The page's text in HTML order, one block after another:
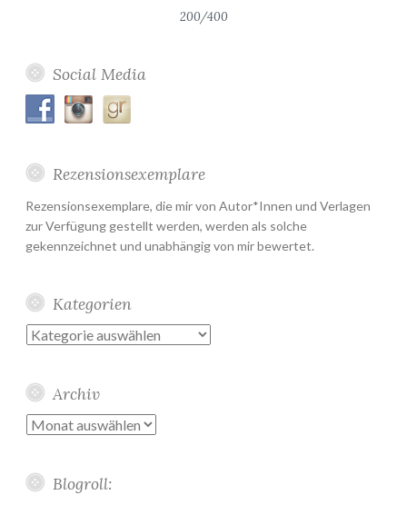
200/400
Social Media
Rezensionsexemplare
Rezensionsexemplare, die mir von Autor*Innen und Verlagen
zur Verfügung gestellt werden, werden als solche
gekennzeichnet und unabhängig von mir bewertet.
Kategorien
Kategorien
Archiv
Archiv
Blogroll: